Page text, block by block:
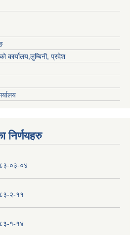
कार्यालय,लुम्बिनी, प्रदेश
निर्णयहरु
०३-०४
२-११
१-१४